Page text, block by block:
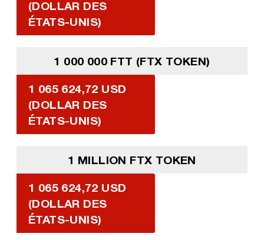
(DOLLAR DES
ÉTATS-UNIS)
1 000 000 FTT (FTX TOKEN)
1 065 624,72 USD
(DOLLAR DES
ÉTATS-UNIS)
1 MILLION FTX TOKEN
1 065 624,72 USD
(DOLLAR DES
ÉTATS-UNIS)